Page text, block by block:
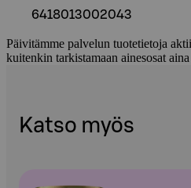
6418013002043
Päivitämme palvelun tuotetietoja
kuitenkin tarkistamaan ainesosat
Katso myös